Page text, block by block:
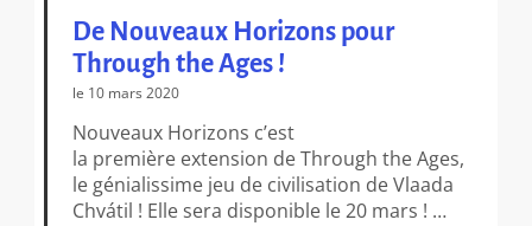
De Nouveaux Horizons pour
Through the Ages !
le 10 mars 2020
Nouveaux Horizons c’est
la première extension de Through the Ages,
le génialissime jeu de civilisation de Vlaada
Chvátil ! Elle sera disponible le 20 mars !